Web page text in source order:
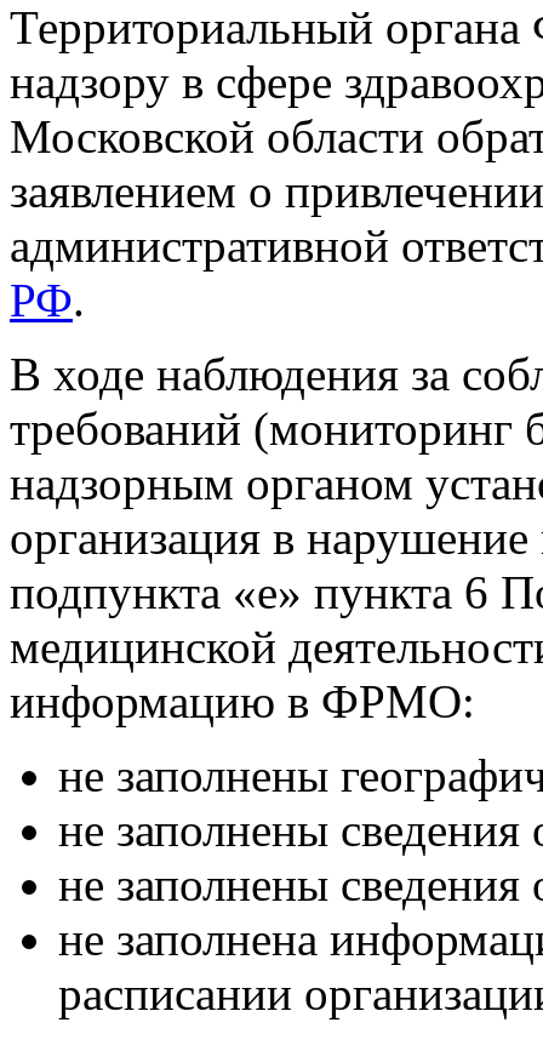
Территориальный
надзору в сфере
Московской области
заявлением о
административной
РФ.
В ходе наблюдения за
требований (мониторинг
надзорным органом
организация в
подпункта «е» пункта 6
медицинской
информацию в ФРМО:
не заполнены
не заполнены
не заполнены
не заполнена
расписании